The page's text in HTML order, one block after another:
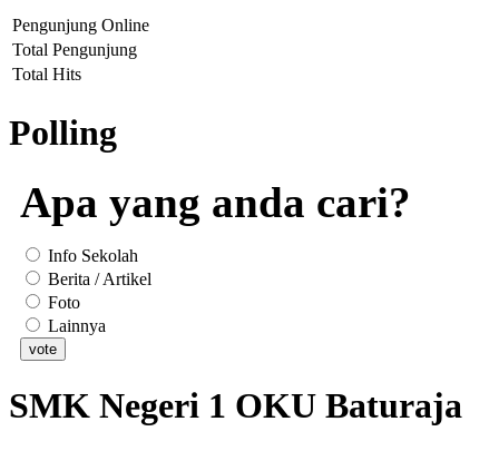
Pengunjung Online
Total Pengunjung
Total Hits
Polling
Apa yang anda cari?
Info Sekolah
Berita / Artikel
Foto
Lainnya
SMK Negeri 1 OKU Baturaja